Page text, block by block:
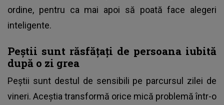
ordine, pentru ca mai apoi să poată face alegeri
inteligente.
Peștii sunt răsfățați de persoana iubită
după o zi grea
Peștii sunt destul de sensibili pe parcursul zilei de
vineri. Aceștia transformă orice mică problemă într-o